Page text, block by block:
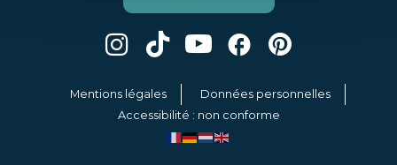
Mentions légales
Données personnelles
Accessibilité : non conforme